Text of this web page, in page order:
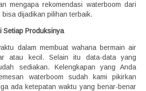
mengapa rekomendasi waterboom dari
dijadikan pilihan terbaik.
Setiap Produksinya
dalam membuat wahana bermain air
atau kecil. Selain itu data-data yang
sediakan. Kelengkapan yang Anda
waterboom sudah kami pikirkan
ada ketepatan waktu yang benar-benar